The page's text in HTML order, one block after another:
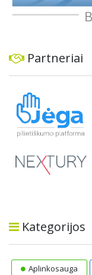
Partneriai
Kategorijos
Aplinkosauga